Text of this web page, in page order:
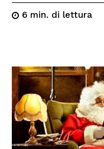
6 min. di lettura